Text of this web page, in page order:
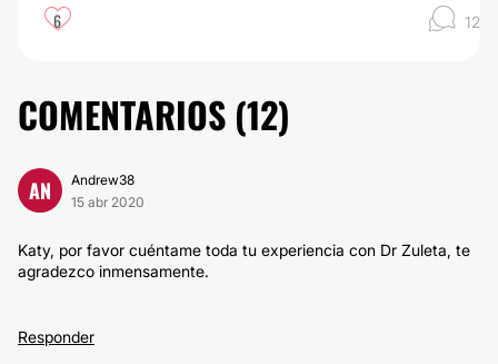
6 12
COMENTARIOS (12)
AN
Andrew38
15 abr 2020
Katy, por favor cuéntame toda tu experiencia con Dr Zuleta, te
agradezco inmensamente.
Responder